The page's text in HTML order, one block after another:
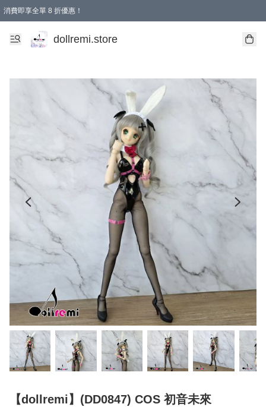
消費即享全單 8 折優惠！
購物滿 HKD 1500.00即享免運費優惠！（適用於 本地送貨、本地取貨、國際送貨 )
dollremi.store
【dollremi】(DD0847) COS 初音未來